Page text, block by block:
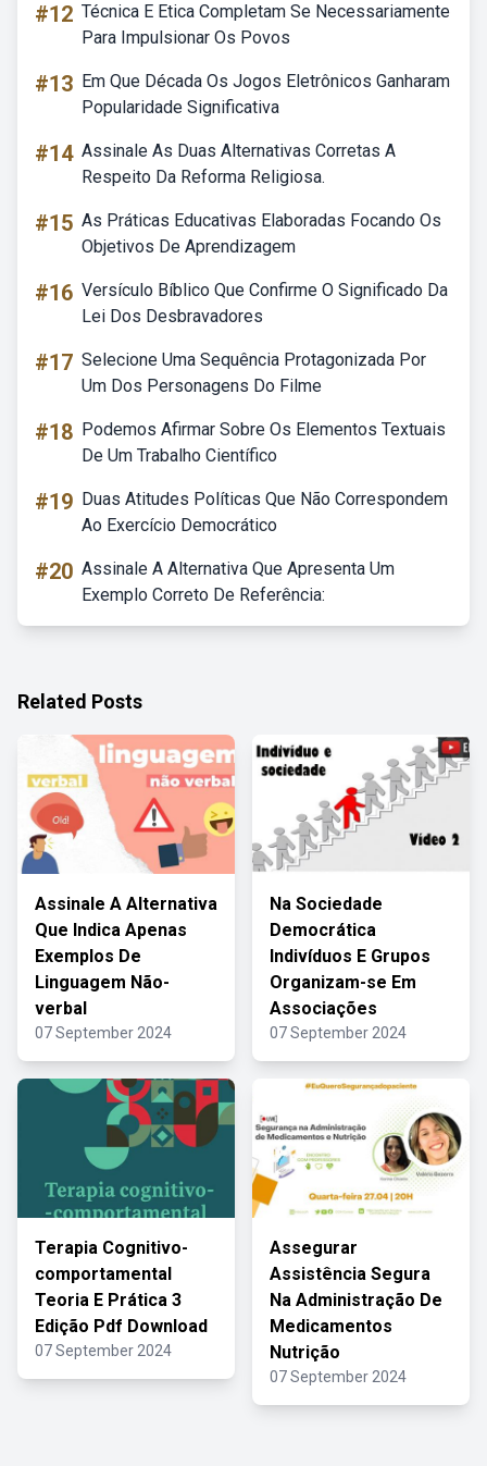
#12 Técnica E Etica Completam Se Necessariamente
Para Impulsionar Os Povos
#13 Em Que Década Os Jogos Eletrônicos Ganharam
Popularidade Significativa
#14 Assinale As Duas Alternativas Corretas A
Respeito Da Reforma Religiosa.
#15 As Práticas Educativas Elaboradas Focando Os
Objetivos De Aprendizagem
#16 Versículo Bíblico Que Confirme O Significado Da
Lei Dos Desbravadores
#17 Selecione Uma Sequência Protagonizada Por
Um Dos Personagens Do Filme
#18 Podemos Afirmar Sobre Os Elementos Textuais
De Um Trabalho Científico
#19 Duas Atitudes Políticas Que Não Correspondem
Ao Exercício Democrático
#20 Assinale A Alternativa Que Apresenta Um
Exemplo Correto De Referência:
Related Posts
Assinale A Alternativa
Que Indica Apenas
Exemplos De
Linguagem Não-
verbal
07 September 2024
Na Sociedade
Democrática
Indivíduos E Grupos
Organizam-se Em
Associações
07 September 2024
Terapia Cognitivo-
comportamental
Teoria E Prática 3
Edição Pdf Download
07 September 2024
Assegurar
Assistência Segura
Na Administração De
Medicamentos
Nutrição
07 September 2024